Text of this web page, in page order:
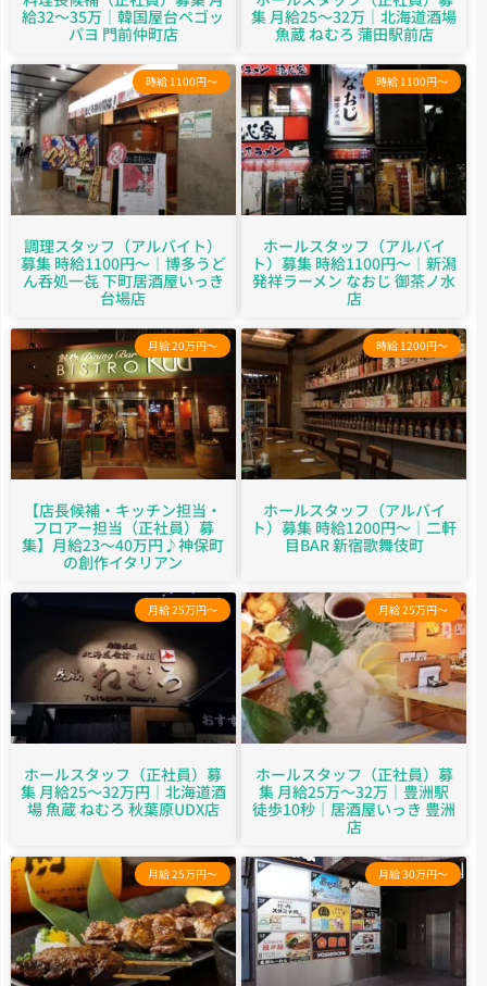
給32～35万｜韓国屋台ペゴッ
パヨ 門前仲町店
集 月給25～32万｜北海道酒場
魚蔵 ねむろ 蒲田駅前店
時給 1100円～
調理スタッフ（アルバイト）
募集 時給1100円～｜博多うど
ん呑処一㐂 下町居酒屋いっき
台場店
時給 1100円～
ホールスタッフ（アルバイ
ト）募集 時給1100円～｜新潟
発祥ラーメン なおじ 御茶ノ水
店
月給 20万円～
【店長候補・キッチン担当・
フロアー担当（正社員）募
集】月給23〜40万円♪神保町
の創作イタリアン
時給 1200円～
ホールスタッフ（アルバイ
ト）募集 時給1200円～｜二軒
目BAR 新宿歌舞伎町
月給 25万円～
ホールスタッフ（正社員）募
集 月給25～32万円｜北海道酒
場 魚蔵 ねむろ 秋葉原UDX店
月給 25万円～
ホールスタッフ（正社員）募
集 月給25万～32万｜豊洲駅
徒歩10秒｜居酒屋いっき 豊洲
店
月給 25万円～ 月給 30万円～